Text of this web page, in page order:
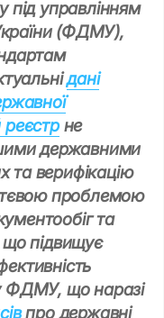
під управлінням
(ФДМУ),
дані
не
державними
та верифікацію
проблемою
та
що підвищує
ФДМУ, що наразі
про державні